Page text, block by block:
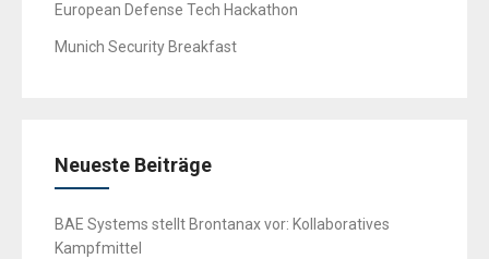
European Defense Tech Hackathon
Munich Security Breakfast
Neueste Beiträge
BAE Systems stellt Brontanax vor: Kollaboratives
Kampfmittel